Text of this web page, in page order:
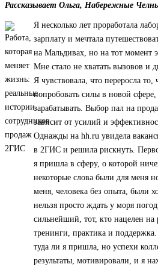
Рассказывает Ольга, Набережные
Я несколько лет проработала
зарплату и мечтала
на Мальдивах, но на тот момент
Мне стало не хватать вызовов и
Я чувствовала, что переросла то,
попробовать силы в новой
зарабатывать. Выбор пал на
зависит от усилий и
Однажды на hh.ru увидела
в 2ГИС и решила рискнуть.
я пришла в сферу, о которой
некоторые слова были для
меня, человека без опыта, были
нельзя просто ждать у моря
сильнейший, тот, кто нацелен на
тренинги, практика и
туда ли я пришла, но успехи
результаты, мотивировали, и я